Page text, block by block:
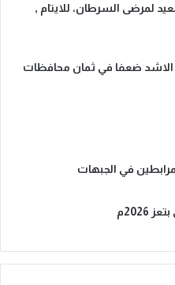
لمرضى السرطان، للايتام ,
الاشد ضعفا في ثمان محافظات
في الجبهات